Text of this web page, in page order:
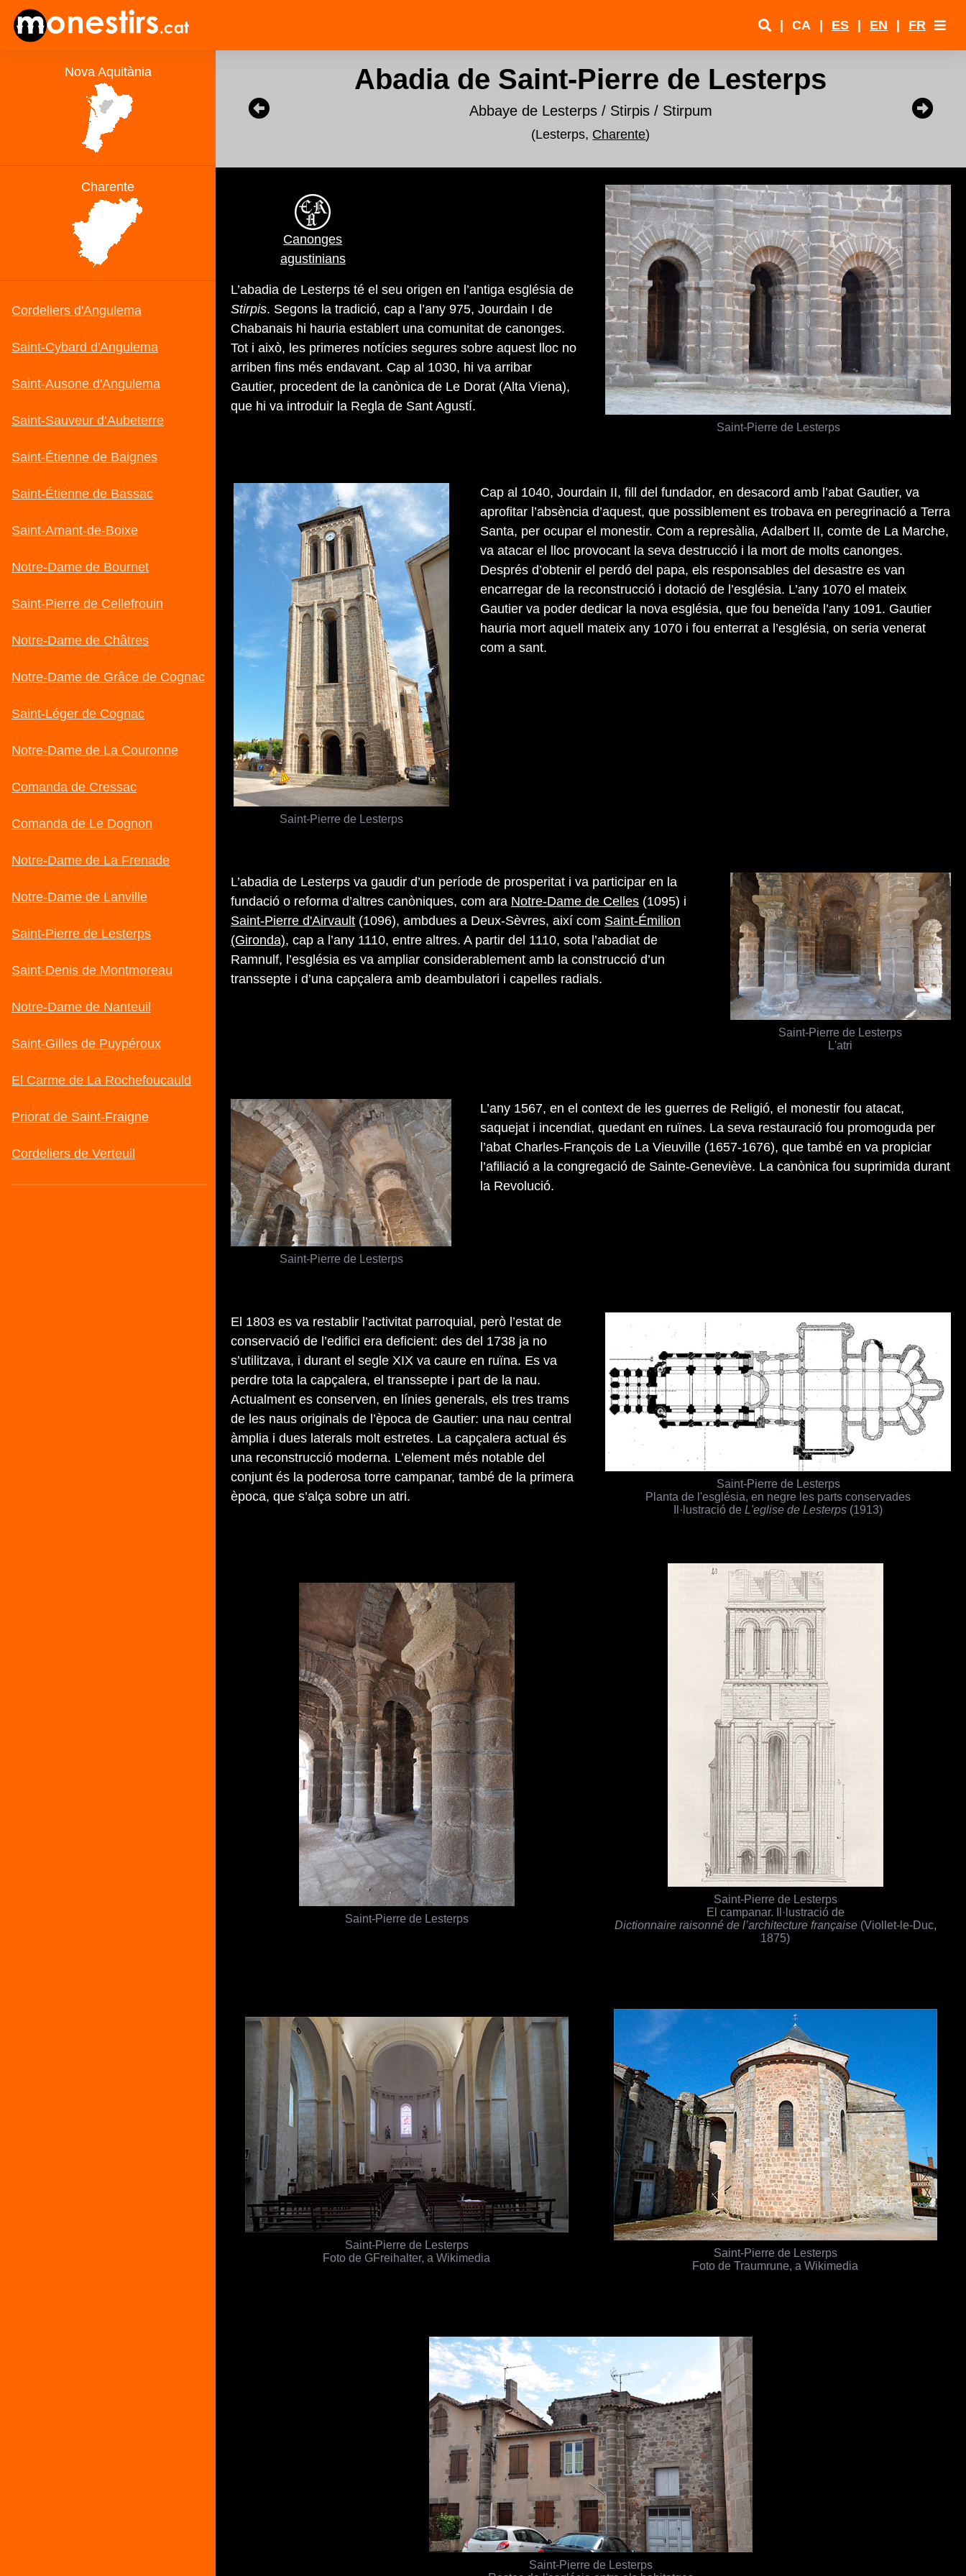
| CA | ES | EN | FR
Abadia de Saint-Pierre de Lesterps
Abbaye de Lesterps / Stirpis / Stirpum
(Lesterps, Charente)
Saint-Pierre de Lesterps
Canonges
agustinians
L’abadia de Lesterps té el seu origen en l’antiga església de
Stirpis. Segons la tradició, cap a l’any 975, Jourdain I de
Chabanais hi hauria establert una comunitat de canonges.
Tot i això, les primeres notícies segures sobre aquest lloc no
arriben fins més endavant. Cap al 1030, hi va arribar
Gautier, procedent de la canònica de Le Dorat (Alta Viena),
que hi va introduir la Regla de Sant Agustí.
Saint-Pierre de Lesterps
Cap al 1040, Jourdain II, fill del fundador, en desacord amb l’abat Gautier, va
aprofitar l’absència d’aquest, que possiblement es trobava en peregrinació a Terra
Santa, per ocupar el monestir. Com a represàlia, Adalbert II, comte de La Marche,
va atacar el lloc provocant la seva destrucció i la mort de molts canonges.
Després d’obtenir el perdó del papa, els responsables del desastre es van
encarregar de la reconstrucció i dotació de l’església. L’any 1070 el mateix
Gautier va poder dedicar la nova església, que fou beneïda l’any 1091. Gautier
hauria mort aquell mateix any 1070 i fou enterrat a l’església, on seria venerat
com a sant.
L’abadia de Lesterps va gaudir d’un període de prosperitat i va participar en la
fundació o reforma d’altres canòniques, com ara Notre-Dame de Celles (1095) i
Saint-Pierre d'Airvault (1096), ambdues a Deux-Sèvres, així com Saint-Émilion
(Gironda), cap a l’any 1110, entre altres. A partir del 1110, sota l’abadiat de
Ramnulf, l’església es va ampliar considerablement amb la construcció d’un
transsepte i d’una capçalera amb deambulatori i capelles radials.
Saint-Pierre de Lesterps
L'atri
Saint-Pierre de Lesterps
L’any 1567, en el context de les guerres de Religió, el monestir fou atacat,
saquejat i incendiat, quedant en ruïnes. La seva restauració fou promoguda per
l’abat Charles-François de La Vieuville (1657-1676), que també en va propiciar
l’afiliació a la congregació de Sainte-Geneviève. La canònica fou suprimida durant
la Revolució.
El 1803 es va restablir l’activitat parroquial, però l’estat de
conservació de l’edifici era deficient: des del 1738 ja no
s’utilitzava, i durant el segle XIX va caure en ruïna. Es va
perdre tota la capçalera, el transsepte i part de la nau.
Actualment es conserven, en línies generals, els tres trams
de les naus originals de l’època de Gautier: una nau central
àmplia i dues laterals molt estretes. La capçalera actual és
una reconstrucció moderna. L’element més notable del
conjunt és la poderosa torre campanar, també de la primera
època, que s’alça sobre un atri.
Saint-Pierre de Lesterps
Planta de l'església, en negre les parts conservades
Il·lustració de L'eglise de Lesterps (1913)
Saint-Pierre de Lesterps
Saint-Pierre de Lesterps
El campanar. Il·lustració de
Dictionnaire raisonné de l’architecture française(Viollet-le-Duc,
1875)
Saint-Pierre de Lesterps
Foto de GFreihalter, a Wikimedia
Saint-Pierre de Lesterps
Foto de Traumrune, a Wikimedia
Saint-Pierre de Lesterps